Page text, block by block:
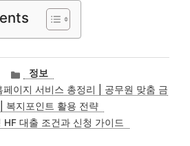
카
테
고
리
정보
페이지 서비스 총정리 | 공무원 맞춤 금
복지포인트 활용 전략
HF 대출 조건과 신청 가이드